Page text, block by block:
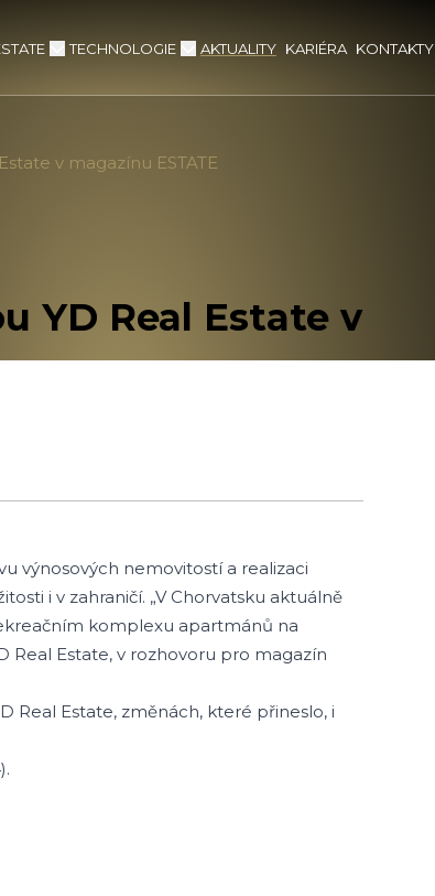
TECHNOLOGIE AKTUALITY KARIÉRA KONTAKTY
v magazínu ESTATE
YD Real Estate v
výnosových nemovitostí a realizaci
i v zahraničí. „V Chorvatsku aktuálně
komplexu apartmánů na
Real Estate, v rozhovoru pro magazín
Real Estate, změnách, které přineslo, i